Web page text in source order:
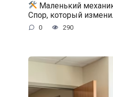
Маленький
Спор, который
0 290